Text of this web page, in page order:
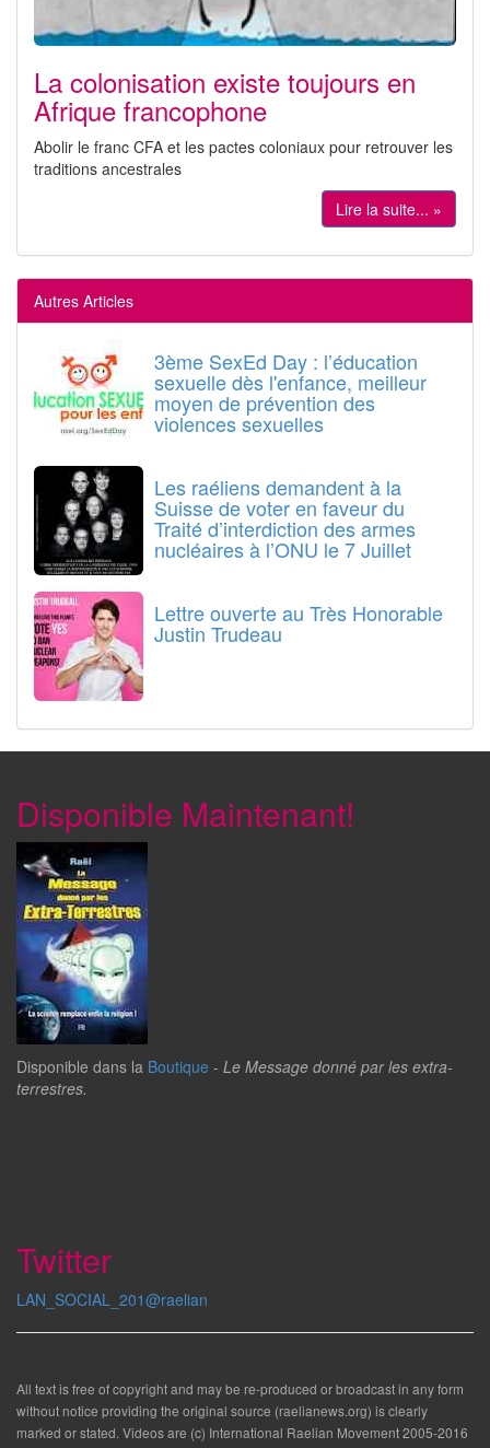
La colonisation existe toujours en
Afrique francophone
Abolir le franc CFA et les pactes coloniaux pour retrouver les
traditions ancestrales
Lire la suite... »
Autres Articles
3ème SexEd Day : l’éducation
sexuelle dès l'enfance, meilleur
moyen de prévention des
violences sexuelles
Les raéliens demandent à la
Suisse de voter en faveur du
Traité d’interdiction des armes
nucléaires à l’ONU le 7 Juillet
Lettre ouverte au Très Honorable
Justin Trudeau
Disponible Maintenant!
Disponible dans la Boutique - Le Message donné par les extra-
terrestres.
Twitter
LAN_SOCIAL_201@raelian
All text is free of copyright and may be re-produced or broadcast in any form
without notice providing the original source (raelianews.org) is clearly
marked or stated. Videos are (c) International Raelian Movement 2005-2016